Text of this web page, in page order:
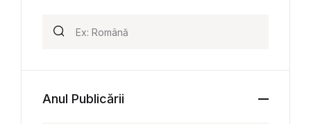
Anul Publicării